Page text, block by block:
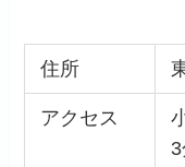
住所
アクセス